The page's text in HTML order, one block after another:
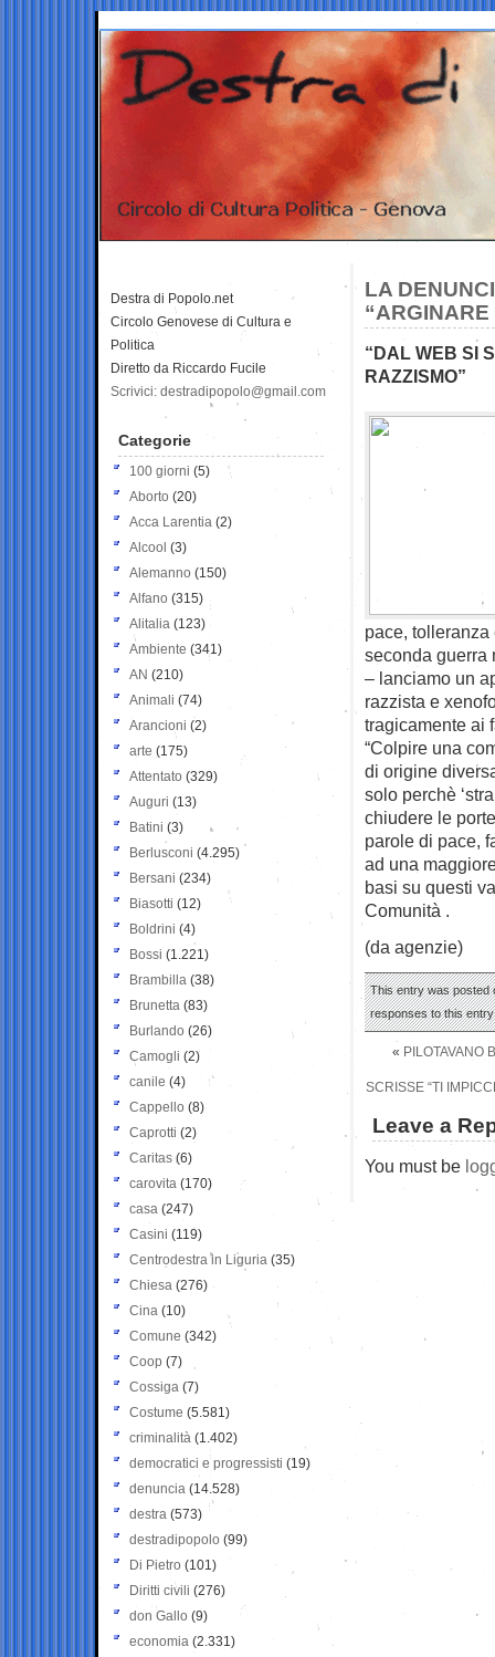
LA
“DAL WEB SI
RAZZISMO”
pace,
seconda guerra
– lanciamo un
razzista e
tragicamente ai
“Colpire una
di origine
solo perchè
chiudere le
parole di pace,
ad una
basi su questi
Comunità .
(da agenzie)
This entry was posted
responses to this
« PILOTAVANO
SCRISSE “TI
Leave a
You must be
Destra di Popolo.net
Circolo Genovese di Cultura e
Politica
Diretto da Riccardo Fucile
Scrivici: destradipopolo@gmail.com
Categorie
100 giorni (5)
Aborto (20)
Acca Larentia (2)
Alcool (3)
Alemanno (150)
Alfano (315)
Alitalia (123)
Ambiente (341)
AN (210)
Animali (74)
Arancioni (2)
arte (175)
Attentato (329)
Auguri (13)
Batini (3)
Berlusconi (4.295)
Bersani (234)
Biasotti (12)
Boldrini (4)
Bossi (1.221)
Brambilla (38)
Brunetta (83)
Burlando (26)
Camogli (2)
canile (4)
Cappello (8)
Caprotti (2)
Caritas (6)
carovita (170)
casa (247)
Casini (119)
Centrodestra in Liguria (35)
Chiesa (276)
Cina (10)
Comune (342)
Coop (7)
Cossiga (7)
Costume (5.581)
criminalità (1.402)
democratici e progressisti (19)
denuncia (14.528)
destra (573)
destradipopolo (99)
Di Pietro (101)
Diritti civili (276)
don Gallo (9)
economia (2.331)